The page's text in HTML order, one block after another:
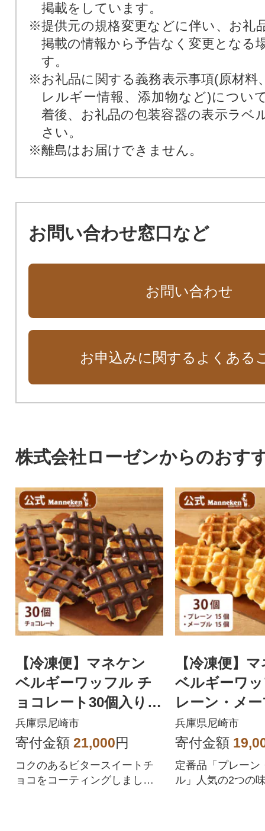
掲載をしています。
※提供元の規格変更などに伴い、お礼
掲載の情報から予告なく変更となる
す。
※お礼品に関する義務表示事項(原材料
レルギー情報、添加物など)につい
着後、お礼品の包装容器の表示ラベ
さい。
※離島はお届けできません。
お問い合わせ窓口など
お問い合わせ
お申込みに関するよくある
株式会社ローゼンからのおす
【冷凍便】マネケン
ベルギーワッフル チ
ョコレート30個入り(T
FRB-Ch30)
兵庫県尼崎市
寄付金額 21,000円
コクのあるビタースイートチ
ョコをコーティングしまし
【冷凍便】
ベルギーワ
レーン・メ
ト30個入り
30)
兵庫県尼崎市
寄付金額
定番品「プレーン
ル」人気の2つの